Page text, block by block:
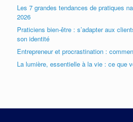
Les 7 grandes tendances de pratiques
2026
Praticiens bien-être : s’adapter aux
son identité
Entrepreneur et procrastination :
La lumière, essentielle à la vie : ce que